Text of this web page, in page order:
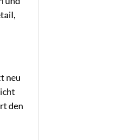
neu
den